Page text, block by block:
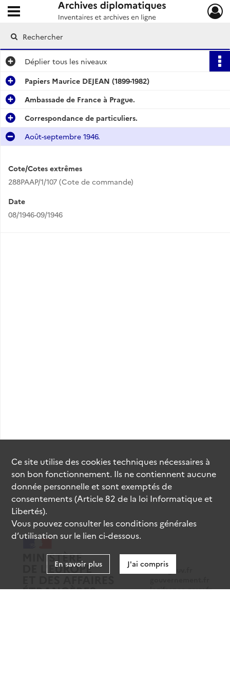
Archives diplomatiques
Ouvrir le menu déroulant
Déplier tous les niveaux
Papiers Maurice DEJEAN (1899-1982)
Ambassade de France à Prague.
Correspondance de particuliers.
Août-septembre 1946.
Cote/Cotes extrêmes
288PAAP/1/107 (Cote de commande)
Date
08/1946-09/1946
data.gouv.fr
legifrance.gouv.fr
Ce site utilise descookiestechniques nécessaires à
son bon fonctionnement. Ils ne contiennent aucune
donnée personnelle et sont exemptés de
consentements (Article 82 de la loi Informatique et
Libertés).
Vous pouvez consulter les conditions générales
d’utilisation sur le lien ci-dessous.
En savoir plus J'ai compris